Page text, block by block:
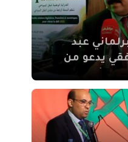
عبد
يدعو من
لمواكبة